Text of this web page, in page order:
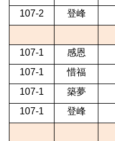
107-2
登峰
107-1 感恩
107-1
惜福
107-1
築夢
107-1
登峰